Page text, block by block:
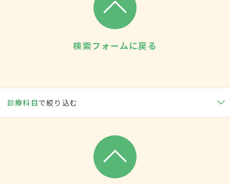
検索フォームに戻る
診療科目で絞り込む